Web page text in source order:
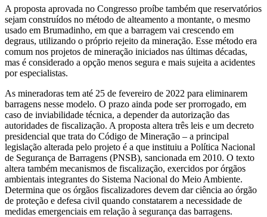
A proposta aprovada no Congresso proíbe também que reservatórios
sejam construídos no método de alteamento a montante, o mesmo
usado em Brumadinho, em que a barragem vai crescendo em
degraus, utilizando o próprio rejeito da mineração. Esse método era
comum nos projetos de mineração iniciados nas últimas décadas,
mas é considerado a opção menos segura e mais sujeita a acidentes
por especialistas.
As mineradoras tem até 25 de fevereiro de 2022 para eliminarem
barragens nesse modelo. O prazo ainda pode ser prorrogado, em
caso de inviabilidade técnica, a depender da autorização das
autoridades de fiscalização. A proposta altera três leis e um decreto
presidencial que trata do Código de Mineração – a principal
legislação alterada pelo projeto é a que instituiu a Política Nacional
de Segurança de Barragens (PNSB), sancionada em 2010. O texto
altera também mecanismos de fiscalização, exercidos por órgãos
ambientais integrantes do Sistema Nacional do Meio Ambiente.
Determina que os órgãos fiscalizadores devem dar ciência ao órgão
de proteção e defesa civil quando constatarem a necessidade de
medidas emergenciais em relação à segurança das barragens.